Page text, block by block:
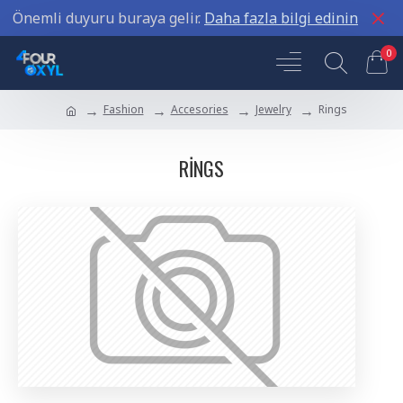
Önemli duyuru buraya gelir. Daha fazla bilgi edinin
0
Fashion Accesories Jewelry Rings
RINGS